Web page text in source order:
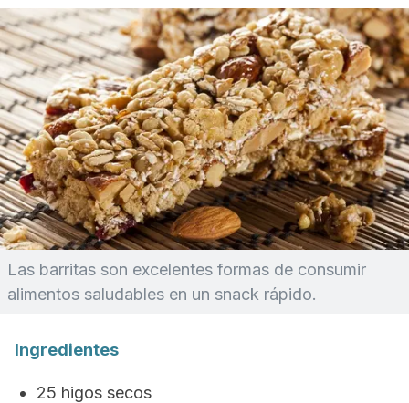
Las barritas son excelentes formas de consumir
alimentos saludables en un snack rápido.
Ingredientes
25 higos secos